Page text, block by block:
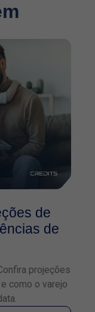
de
de
projeções
como o varejo